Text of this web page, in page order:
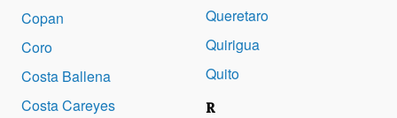
Copan
Coro
Costa Ballena
Costa Careyes
Queretaro
Quirigua
Quito
R